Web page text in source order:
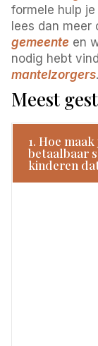
formele hulp
lees dan meer
gemeente en
nodig hebt
mantelzorgers.
Meest
1. Hoe
betaalbaar
kinderen